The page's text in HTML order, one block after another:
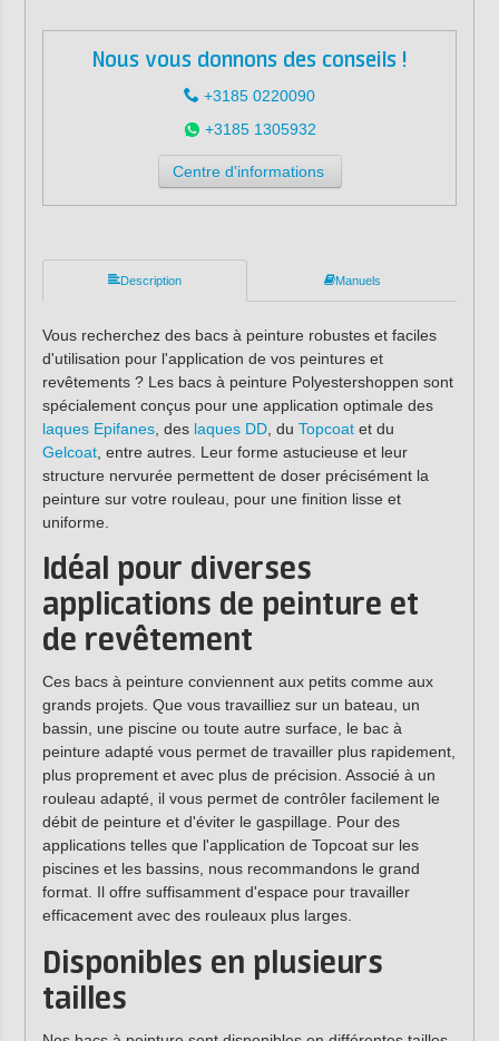
Nous vous donnons des conseils !
+3185 0220090
+3185 1305932
Centre d'informations
Description Manuels
Vous recherchez des bacs à peinture robustes et faciles
d'utilisation pour l'application de vos peintures et
revêtements ? Les bacs à peinture Polyestershoppen sont
spécialement conçus pour une application optimale des
laques Epifanes, des laques DD, du Topcoatet du
Gelcoat, entre autres. Leur forme astucieuse et leur
structure nervurée permettent de doser précisément la
peinture sur votre rouleau, pour une finition lisse et
uniforme.
Idéal pour diverses
applications de peinture et
de revêtement
Ces bacs à peinture conviennent aux petits comme aux
grands projets. Que vous travailliez sur un bateau, un
bassin, une piscine ou toute autre surface, le bac à
peinture adapté vous permet de travailler plus rapidement,
plus proprement et avec plus de précision. Associé à un
rouleau adapté, il vous permet de contrôler facilement le
débit de peinture et d'éviter le gaspillage. Pour des
applications telles que l'application de Topcoat sur les
piscines et les bassins, nous recommandons le grand
format. Il offre suffisamment d'espace pour travailler
efficacement avec des rouleaux plus larges.
Disponibles en plusieurs
tailles